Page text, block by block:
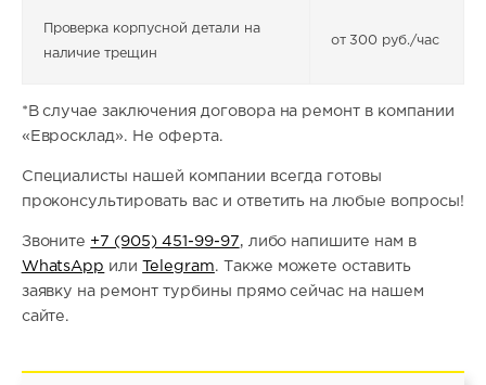
Проверка корпусной детали на
наличие трещин
от 300 руб./час
*В случае заключения договора на ремонт в компании
«Евросклад». Не оферта.
Специалисты нашей компании всегда готовы
проконсультировать вас и ответить на любые вопросы!
Звоните +7 (905) 451-99-97, либо напишите нам в
WhatsApp или Telegram. Также можете оставить
заявку на ремонт турбины прямо сейчас на нашем
сайте.